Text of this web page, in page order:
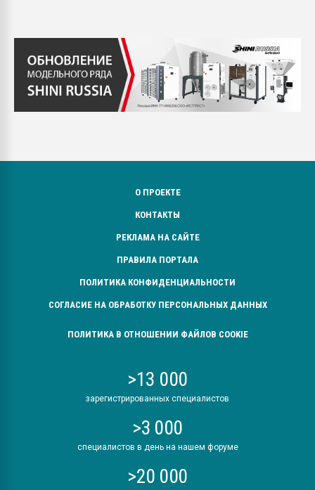
О ПРОЕКТЕ
КОНТАКТЫ
РЕКЛАМА НА САЙТЕ
ПРАВИЛА ПОРТАЛА
ПОЛИТИКА КОНФИДЕНЦИАЛЬНОСТИ
СОГЛАСИЕ НА ОБРАБОТКУ ПЕРСОНАЛЬНЫХ ДАННЫХ
ПОЛИТИКА В ОТНОШЕНИИ ФАЙЛОВ COOKIE
>13 000
зарегистрированных специалистов
>3 000
специалистов в день на нашем форуме
>20 000